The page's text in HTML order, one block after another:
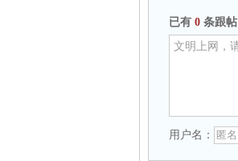
已有 0 条跟帖
用户名：